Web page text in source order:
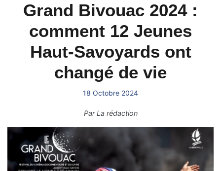
Grand Bivouac 2024 :
comment 12 Jeunes
Haut-Savoyards ont
changé de vie
18 Octobre 2024
ParLa rédaction